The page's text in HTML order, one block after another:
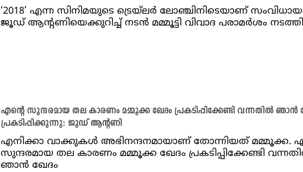
‘2018’ എന്ന സിനിമയുടെ ട്രെയ്‌ലർ ലോഞ്ചിനിടെയാണ്
ജൂഡ് ആന്റണിയെക്കുറിച്ച് നടൻ മമ്മൂട്ടി വിവാദ പരാമർശം
എന്റെ സുന്ദരമായ തല കാരണം മമ്മൂക്ക ഖേദം പ്രകടിപ്പിക്കേണ്ടി വന്നതിൽ ഞാൻ
പ്രകടിപ്പിക്കുന്നു: ജൂഡ് ആന്റണി
എനിക്കാ വാക്കുകൾ അഭിനന്ദനമായാണ് തോന്നിയത് മമ്മൂക്ക.
സുന്ദരമായ തല കാരണം മമ്മൂക്ക ഖേദം പ്രകടിപ്പിക്കേണ്ടി
ഞാൻ ഖേദം